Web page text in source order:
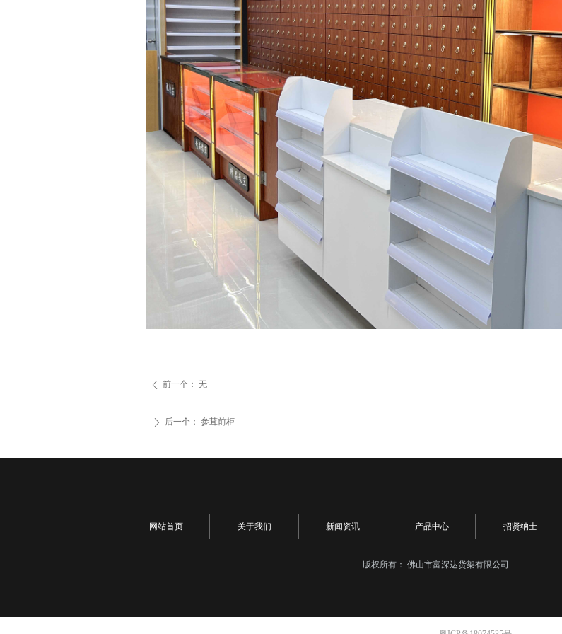
ꄴ 前一个： 无
ꄲ 后一个： 参茸前柜
网站首页 关于我们 新闻资讯 产品中心 招贤纳士
版权所有： 佛山市富深达货架有限公司